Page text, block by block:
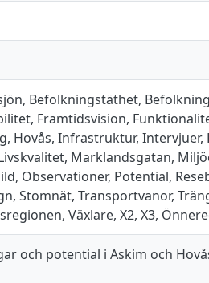
Befolkningstäthet,
Framtidsvision,
Hovås, Infrastruktur,
Marklandsgatan,
Observationer, Potential,
Stomnät, Transportvanor,
Växlare, X2, X3,
och potential i Askim och